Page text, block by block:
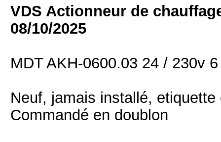
VDS Actionneur de
08/10/2025
MDT AKH-0600.03 24 / 230v
Neuf, jamais installé, etiquette
Commandé en doublon